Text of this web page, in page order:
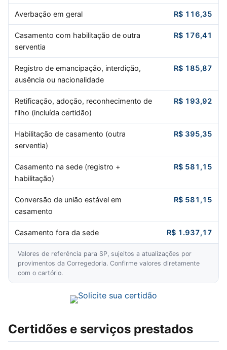
Averbação em geral R$ 116,35
Casamento com habilitação de outra
serventia
R$ 176,41
Registro de emancipação, interdição,
ausência ou nacionalidade
R$ 185,87
Retificação, adoção, reconhecimento de
filho (incluída certidão)
R$ 193,92
Habilitação de casamento (outra
serventia)
R$ 395,35
Casamento na sede (registro +
habilitação)
R$ 581,15
Conversão de união estável em
casamento
R$ 581,15
Casamento fora da sede R$ 1.937,17
Valores de referência para SP, sujeitos a atualizações por
provimentos da Corregedoria. Confirme valores diretamente
com o cartório.
Certidões e serviços prestados